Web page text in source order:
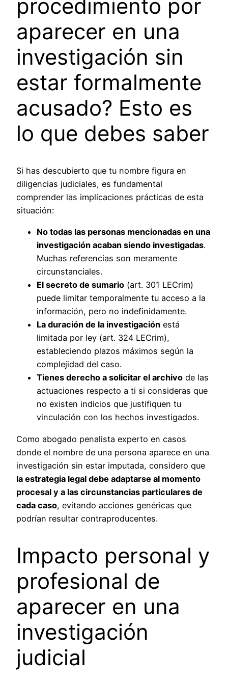
procedimiento por
aparecer en una
investigación sin
estar formalmente
acusado? Esto es
lo que debes saber
Si has descubierto que tu nombre figura en
diligencias judiciales, es fundamental
comprender las implicaciones prácticas de esta
situación:
No todas las personas mencionadas en una
investigación acaban siendo investigadas.
Muchas referencias son meramente
circunstanciales.
El secreto de sumario (art. 301 LECrim)
puede limitar temporalmente tu acceso a la
información, pero no indefinidamente.
La duración de la investigación está
limitada por ley (art. 324 LECrim),
estableciendo plazos máximos según la
complejidad del caso.
Tienes derecho a solicitar el archivo de las
actuaciones respecto a ti si consideras que
no existen indicios que justifiquen tu
vinculación con los hechos investigados.
Como abogado penalista experto en casos
donde el nombre de una persona aparece en una
investigación sin estar imputada, considero que
la estrategia legal debe adaptarse al momento
procesal y a las circunstancias particulares de
cada caso, evitando acciones genéricas que
podrían resultar contraproducentes.
Impacto personal y
profesional de
aparecer en una
investigación
judicial